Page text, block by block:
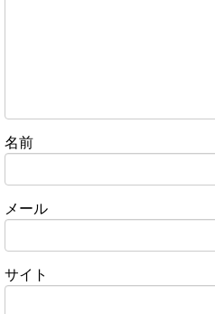
名前
メール
サイト